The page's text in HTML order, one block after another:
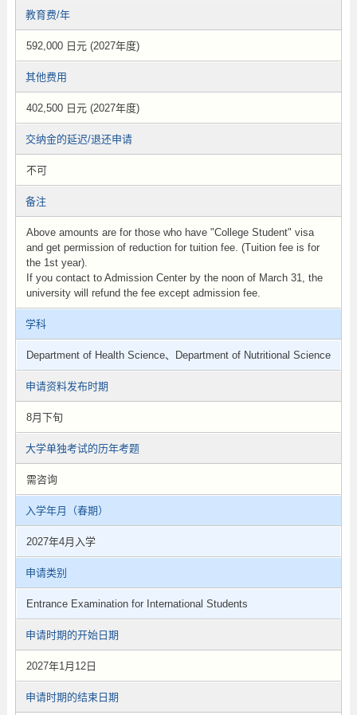
教育费/年
592,000 日元 (2027年度)
其他费用
402,500 日元 (2027年度)
交纳金的延迟/退还申请
不可
备注
Above amounts are for those who have "College Student" visa
and get permission of reduction for tuition fee. (Tuition fee is for
the 1st year).
If you contact to Admission Center by the noon of March 31, the
university will refund the fee except admission fee.
学科
Department of Health Science、Department of Nutritional Science
申请资料发布时期
8月下旬
大学单独考试的历年考题
需咨询
入学年月（春期）
2027年4月入学
申请类别
Entrance Examination for International Students
申请时期的开始日期
2027年1月12日
申请时期的结束日期